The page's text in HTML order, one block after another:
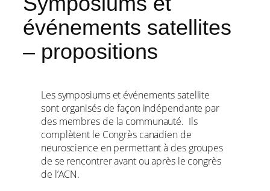
événements satellites
– propositions
Les symposiums et événements satellite
sont organisés de façon indépendante par
des membres de la communauté. Ils
complètent le Congrès canadien de
neuroscience en permettant à des groupes
de se rencontrer avant ou après le congrès
de l’ACN.